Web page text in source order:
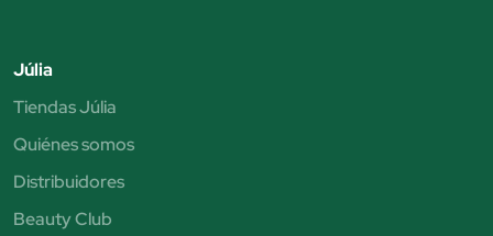
Júlia
Tiendas Júlia
Quiénes somos
Distribuidores
Beauty Club